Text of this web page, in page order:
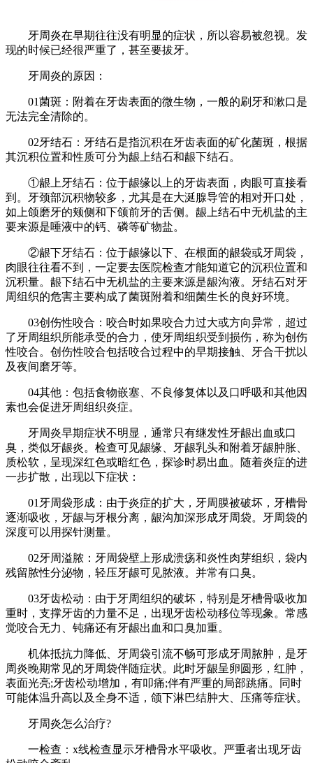
牙周炎在早期往往没有明显的症状，所以容易被忽视。发
现的时候已经很严重了，甚至要拔牙。
牙周炎的原因：
01菌斑：附着在牙齿表面的微生物，一般的刷牙和漱口是
无法完全清除的。
02牙结石：牙结石是指沉积在牙齿表面的矿化菌斑，根据
其沉积位置和性质可分为龈上结石和龈下结石。
①龈上牙结石：位于龈缘以上的牙齿表面，肉眼可直接看
到。牙颈部沉积物较多，尤其是在大涎腺导管的相对开口处，
如上颌磨牙的颊侧和下颌前牙的舌侧。龈上结石中无机盐的主
要来源是唾液中的钙、磷等矿物盐。
②龈下牙结石：位于龈缘以下、在根面的龈袋或牙周袋，
肉眼往往看不到，一定要去医院检查才能知道它的沉积位置和
沉积量。龈下结石中无机盐的主要来源是龈沟液。牙结石对牙
周组织的危害主要构成了菌斑附着和细菌生长的良好环境。
03创伤性咬合：咬合时如果咬合力过大或方向异常，超过
了牙周组织所能承受的合力，使牙周组织受到损伤，称为创伤
性咬合。创伤性咬合包括咬合过程中的早期接触、牙合干扰以
及夜间磨牙等。
04其他：包括食物嵌塞、不良修复体以及口呼吸和其他因
素也会促进牙周组织炎症。
牙周炎早期症状不明显，通常只有继发性牙龈出血或口
臭，类似牙龈炎。检查可见龈缘、牙龈乳头和附着牙龈肿胀、
质松软，呈现深红色或暗红色，探诊时易出血。随着炎症的进
一步扩散，出现以下症状：
01牙周袋形成：由于炎症的扩大，牙周膜被破坏，牙槽骨
逐渐吸收，牙龈与牙根分离，龈沟加深形成牙周袋。牙周袋的
深度可以用探针测量。
02牙周溢脓：牙周袋壁上形成溃疡和炎性肉芽组织，袋内
残留脓性分泌物，轻压牙龈可见脓液。并常有口臭。
03牙齿松动：由于牙周组织的破坏，特别是牙槽骨吸收加
重时，支撑牙齿的力量不足，出现牙齿松动移位等现象。常感
觉咬合无力、钝痛还有牙龈出血和口臭加重。
机体抵抗力降低、牙周袋引流不畅可形成牙周脓肿，是牙
周炎晚期常见的牙周袋伴随症状。此时牙龈呈卵圆形，红肿，
表面光亮;牙齿松动增加，有叩痛;伴有严重的局部跳痛。同时
可能体温升高以及全身不适，颌下淋巴结肿大、压痛等症状。
牙周炎怎么治疗?
一检查：x线检查显示牙槽骨水平吸收。严重者出现牙齿